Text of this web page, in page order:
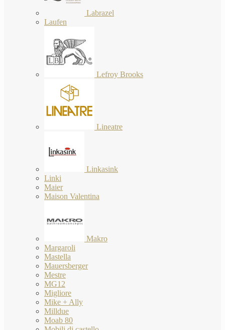
Labrazel
Laufen
Lefroy Brooks
Lineatre
Linkasink
Linki
Maier
Maison Valentina
Makro
Margaroli
Mastella
Mauersberger
Mestre
MG12
Migliore
Mike + Ally
Milldue
Moab 80